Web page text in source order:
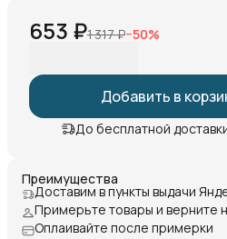
653 ₽1 317 ₽−50%
Добавить в
До бесплатной
Преимущества
Доставим в пункты выдачи
Примерьте товары и верните
Оплаивайте после примерки